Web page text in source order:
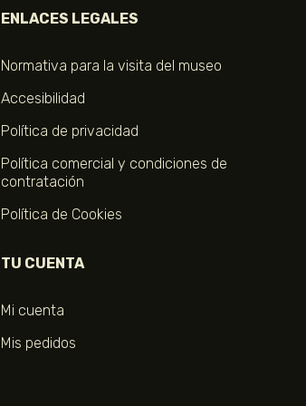
ENLACES LEGALES
Normativa para la visita del museo
Accesibilidad
Política de privacidad
Política comercial y condiciones de
contratación
Política de Cookies
TU CUENTA
Mi cuenta
Mis pedidos